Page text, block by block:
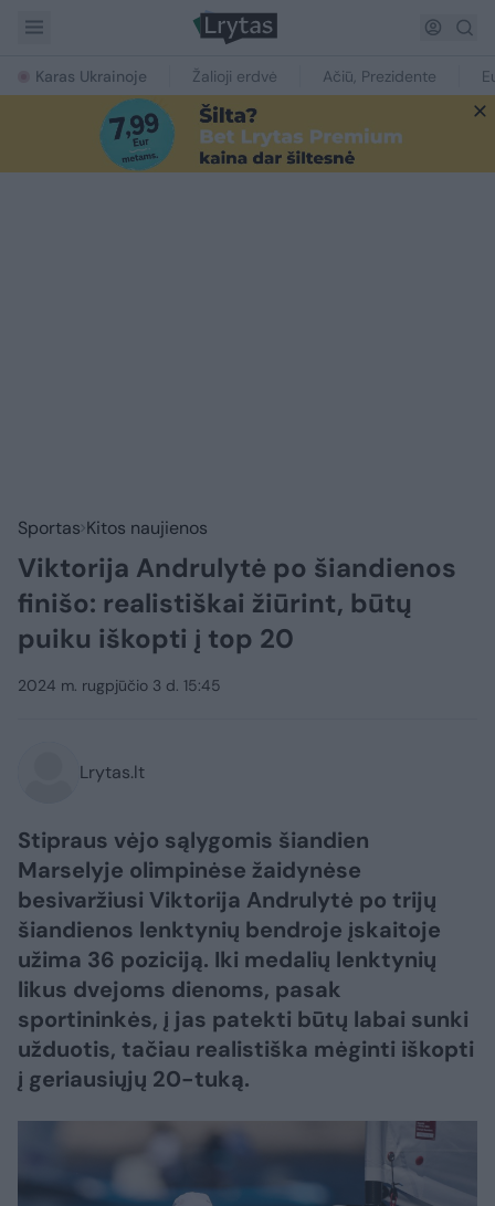
Karas Ukrainoje Žalioji erdvė Ačiū, Prezidente
Sportas Kitos naujienos
Viktorija Andrulytė po šiandienos
finišo: realistiškai žiūrint, būtų
puiku iškopti į top 20
2024 m. rugpjūčio 3 d. 15:45
Lrytas.lt
Stipraus vėjo sąlygomis šiandien
Marselyje olimpinėse žaidynėse
besivaržiusi Viktorija Andrulytė po trijų
šiandienos lenktynių bendroje įskaitoje
užima 36 poziciją. Iki medalių lenktynių
likus dvejoms dienoms, pasak
sportininkės, į jas patekti būtų labai sunki
užduotis, tačiau realistiška mėginti iškopti
į geriausiųjų 20-tuką.